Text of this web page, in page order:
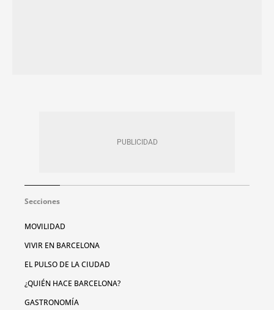
Secciones
MOVILIDAD
VIVIR EN BARCELONA
EL PULSO DE LA CIUDAD
¿QUIÉN HACE BARCELONA?
GASTRONOMÍA